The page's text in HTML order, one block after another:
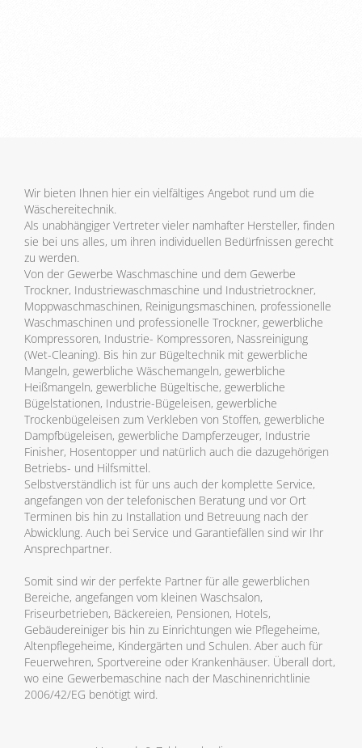
Wir bieten Ihnen hier ein vielfältiges Angebot rund um die
Wäschereitechnik.
Als unabhängiger Vertreter vieler namhafter Hersteller, finden
sie bei uns alles, um ihren individuellen Bedürfnissen gerecht
zu werden.
Von der Gewerbe Waschmaschine und dem Gewerbe
Trockner, Industriewaschmaschine und Industrietrockner,
Moppwaschmaschinen, Reinigungsmaschinen, professionelle
Waschmaschinen und professionelle Trockner, gewerbliche
Kompressoren, Industrie- Kompressoren, Nassreinigung
(Wet-Cleaning). Bis hin zur Bügeltechnik mit gewerbliche
Mangeln, gewerbliche Wäschemangeln, gewerbliche
Heißmangeln, gewerbliche Bügeltische, gewerbliche
Bügelstationen, Industrie-Bügeleisen, gewerbliche
Trockenbügeleisen zum Verkleben von Stoffen, gewerbliche
Dampfbügeleisen, gewerbliche Dampferzeuger, Industrie
Finisher, Hosentopper und natürlich auch die dazugehörigen
Betriebs- und Hilfsmittel.
Selbstverständlich ist für uns auch der komplette Service,
angefangen von der telefonischen Beratung und vor Ort
Terminen bis hin zu Installation und Betreuung nach der
Abwicklung. Auch bei Service und Garantiefällen sind wir Ihr
Ansprechpartner.
Somit sind wir der perfekte Partner für alle gewerblichen
Bereiche, angefangen vom kleinen Waschsalon,
Friseurbetrieben, Bäckereien, Pensionen, Hotels,
Gebäudereiniger bis hin zu Einrichtungen wie Pflegeheime,
Altenpflegeheime, Kindergärten und Schulen. Aber auch für
Feuerwehren, Sportvereine oder Krankenhäuser. Überall dort,
wo eine Gewerbemaschine nach der Maschinenrichtlinie
2006/42/EG benötigt wird.